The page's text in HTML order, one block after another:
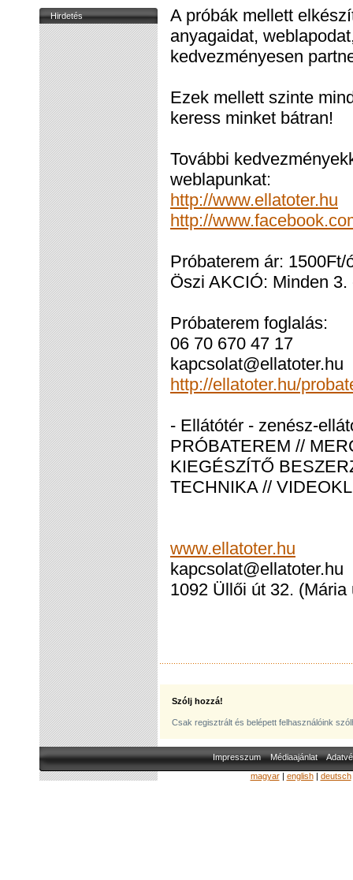
Hirdetés
A próbák mellett
anyagaidat,
kedvezményesen
Ezek mellett szinte
keress minket bátran!
További
weblapunkat:
http://www.ellatoter.hu
http://
Próbaterem ár: 1500Ft/
Öszi AKCIÓ: Minden
Próbaterem foglalás:
06 70 670 47 17
kapcsolat@ellatoter.hu
http://ellatoter.hu/
- Ellátótér - zenész-
PRÓBATEREM //
KIEGÉSZÍTŐ
TECHNIKA //
www.ellatoter.hu
kapcsolat@ellatoter.hu
1092 Üllői út 32. (Mária
Szólj hozzá!
Csak regisztrált és belépett felhasználóink
Impresszum Médiaajánlat
magyar| english| deutsch